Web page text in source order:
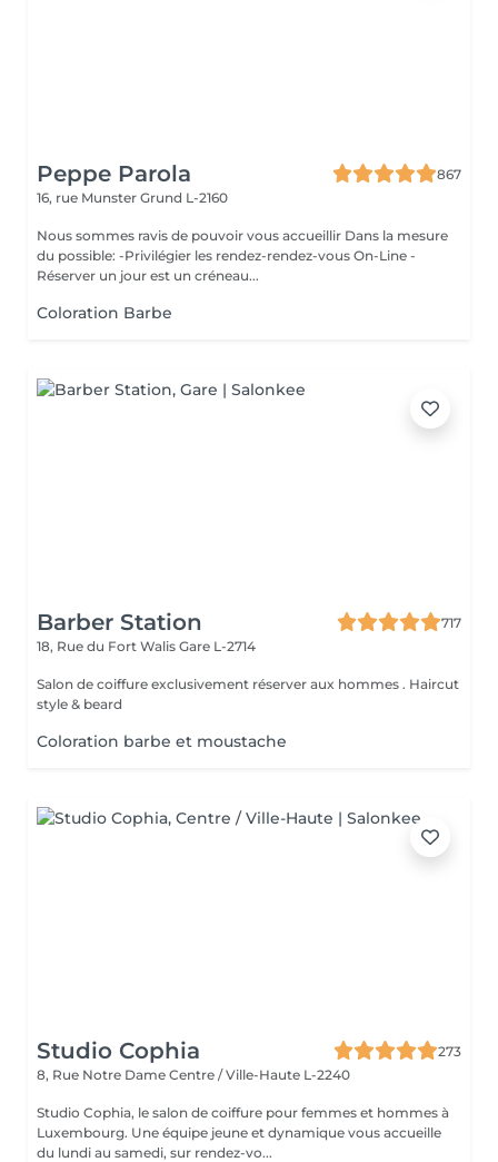
Peppe Parola
867
16, rue Munster Grund L-2160
Nous sommes ravis de pouvoir vous accueillir Dans la mesure
du possible: -Privilégier les rendez-rendez-vous On-Line -
Réserver un jour est un créneau...
Coloration Barbe
Barber Station
717
18, Rue du Fort Walis Gare L-2714
Salon de coiffure exclusivement réserver aux hommes . Haircut
style & beard
Coloration barbe et moustache
Studio Cophia
273
8, Rue Notre Dame Centre / Ville-Haute L-2240
Studio Cophia, le salon de coiffure pour femmes et hommes à
Luxembourg. Une équipe jeune et dynamique vous accueille
du lundi au samedi, sur rendez-vo...